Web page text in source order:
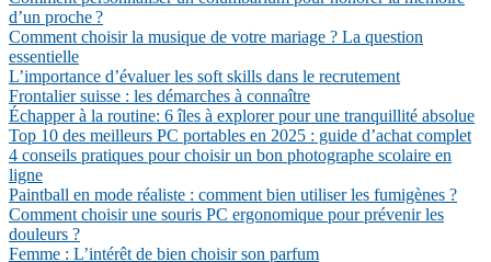
d’un proche ?
Comment choisir la musique de votre mariage ? La question
essentielle
L’importance d’évaluer les soft skills dans le recrutement
Frontalier suisse : les démarches à connaître
Échapper à la routine: 6 îles à explorer pour une tranquillité absolue
Top 10 des meilleurs PC portables en 2025 : guide d’achat complet
4 conseils pratiques pour choisir un bon photographe scolaire en
ligne
Paintball en mode réaliste : comment bien utiliser les fumigènes ?
Comment choisir une souris PC ergonomique pour prévenir les
douleurs ?
Femme : L’intérêt de bien choisir son parfum